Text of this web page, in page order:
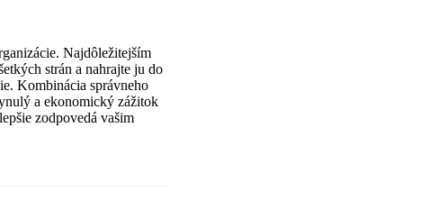
Najdôležitejším
strán a nahrajte ju do
Kombinácia správneho
a ekonomický zážitok
zodpovedá vašim